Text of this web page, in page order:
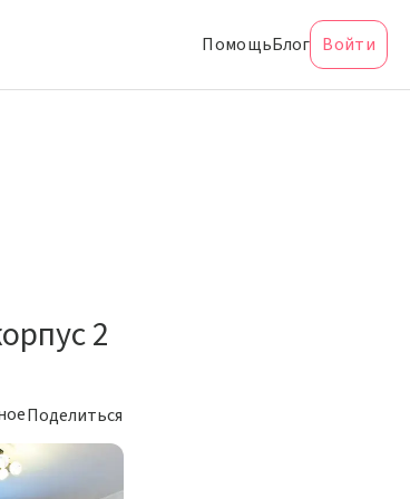
ПомощьБлог Войти
2
Поделиться